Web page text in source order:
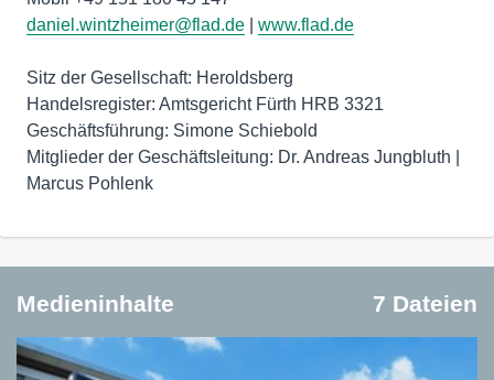
daniel.wintzheimer@flad.de
www.flad.de
Sitz der Gesellschaft: Heroldsberg
Handelsregister: Amtsgericht Fürth HRB 3321
Geschäftsführung: Simone Schiebold
Mitglieder der Geschäftsleitung: Dr. Andreas Jungbluth |
Marcus Pohlenk
Medieninhalte 7 Dateien